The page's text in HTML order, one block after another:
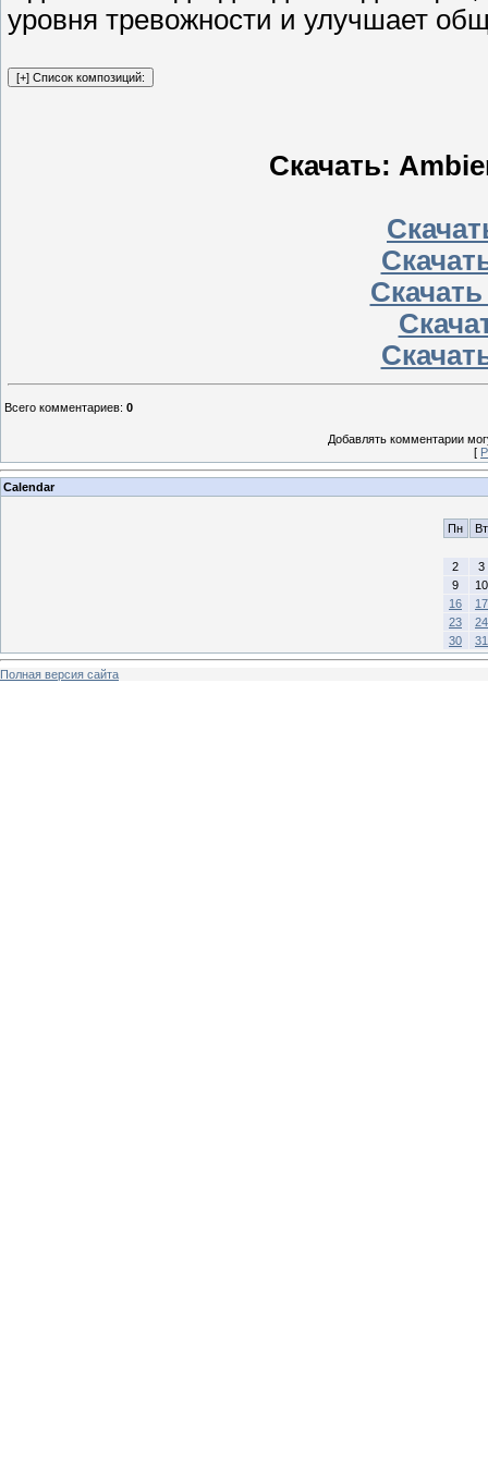
уровня тревожности и улучшает
Скачать:
Всего комментариев: 0
Добавлять комментарии
[
Calendar
Пн Вт
2
3
9
10
16
17
23
24
30
31
Полная версия сайта